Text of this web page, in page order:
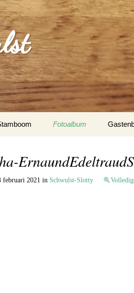
Fotoalbum
februari 2021 in Schwulst-Slotty